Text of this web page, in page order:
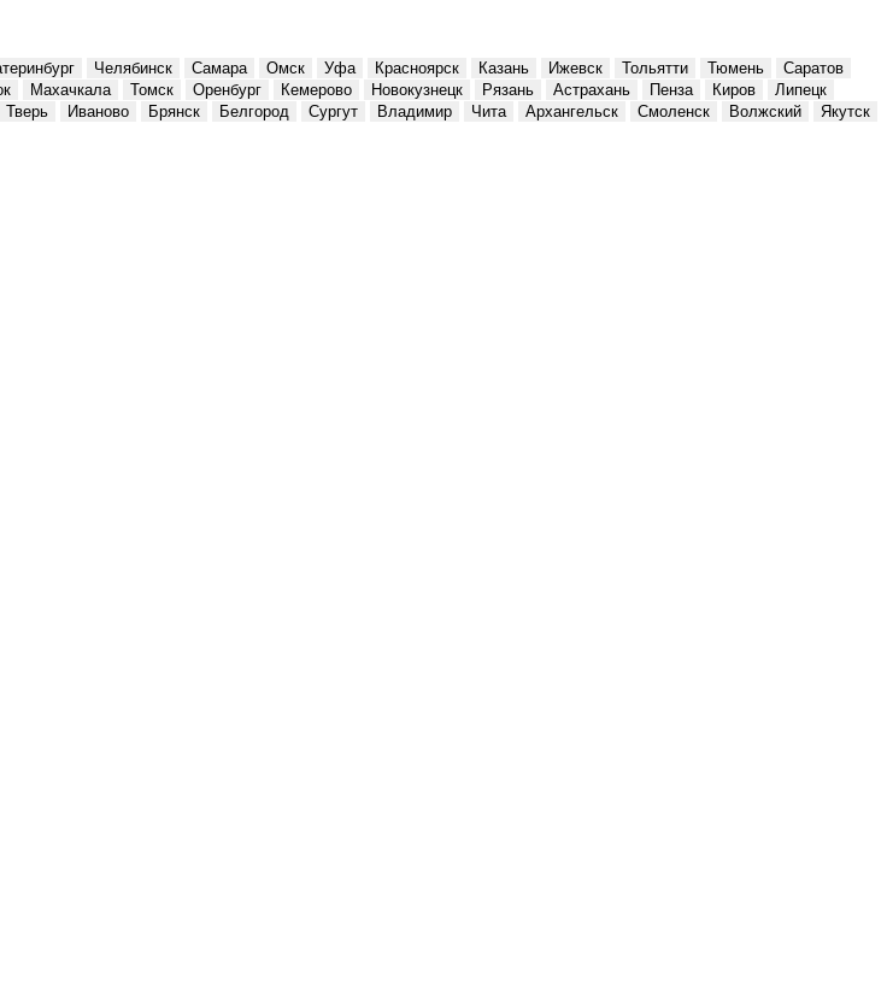
Челябинск Самара Омск Уфа Красноярск Казань Ижевск Тольятти Тюмень
Саратов
Махачкала Томск Оренбург Кемерово Новокузнецк Рязань Астрахань Пенза Киров
Липецк
Тверь Иваново Брянск Белгород Сургут Владимир Чита Архангельск Смоленск Волжский
Якутск